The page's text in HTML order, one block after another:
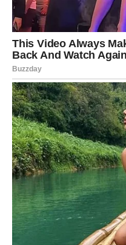
Na kraju ovog perioda